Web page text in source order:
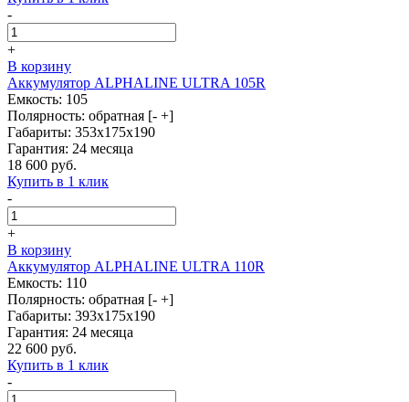
-
+
В корзину
Аккумулятор ALPHALINE ULTRA 105R
Емкость: 105
Полярность: обратная [- +]
Габариты: 353x175x190
Гарантия: 24 месяца
18 600 руб.
Купить в 1 клик
-
+
В корзину
Аккумулятор ALPHALINE ULTRA 110R
Емкость: 110
Полярность: обратная [- +]
Габариты: 393x175x190
Гарантия: 24 месяца
22 600 руб.
Купить в 1 клик
-